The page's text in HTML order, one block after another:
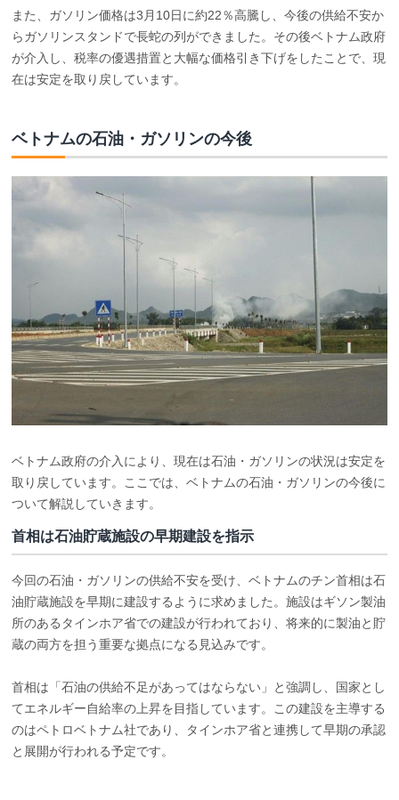
また、ガソリン価格は3月10日に約22％高騰し、今後の供給不安か
らガソリンスタンドで長蛇の列ができました。その後ベトナム政府
が介入し、税率の優遇措置と大幅な価格引き下げをしたことで、現
在は安定を取り戻しています。
ベトナムの石油・ガソリンの今後
ベトナム政府の介入により、現在は石油・ガソリンの状況は安定を
取り戻しています。ここでは、ベトナムの石油・ガソリンの今後に
ついて解説していきます。
首相は石油貯蔵施設の早期建設を指示
今回の石油・ガソリンの供給不安を受け、ベトナムのチン首相は石
油貯蔵施設を早期に建設するように求めました。施設はギソン製油
所のあるタインホア省での建設が行われており、将来的に製油と貯
蔵の両方を担う重要な拠点になる見込みです。
首相は「石油の供給不足があってはならない」と強調し、国家とし
てエネルギー自給率の上昇を目指しています。この建設を主導する
のはペトロベトナム社であり、タインホア省と連携して早期の承認
と展開が行われる予定です。